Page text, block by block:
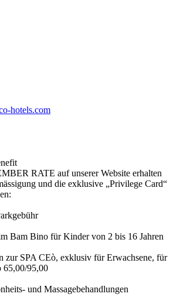
hotels.com
RATE auf unserer Website erhalten
und die exklusive „Privilege Card“
Bam Bino für Kinder von 2 bis 16 Jahren
zur SPA CEò, exklusiv für Erwachsene, für
65,00/95,00
und Massagebehandlungen